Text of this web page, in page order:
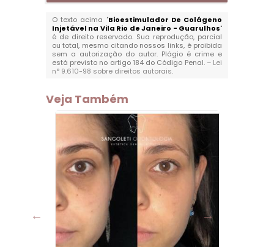
O texto acima "Bioestimulador De Colágeno
Injetável na Vila Rio de Janeiro - Guarulhos"
é de direito reservado. Sua reprodução, parcial
ou total, mesmo citando nossos links, é proibida
sem a autorização do autor. Plágio é crime e
está previsto no artigo 184 do Código Penal. – Lei
n° 9.610-98 sobre direitos autorais.
Veja Também